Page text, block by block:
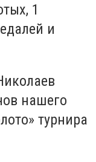
1
и
нашего
турнира